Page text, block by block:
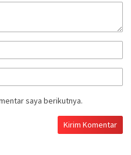
saya berikutnya.